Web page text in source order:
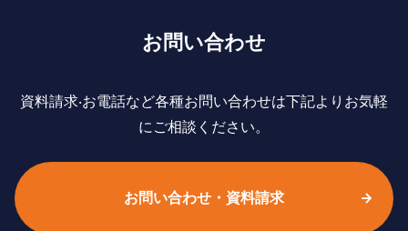
お問い合わせ
資料請求‧お電話など各種お問い合わせは下記よりお気軽
にご相談ください。
お問い合わせ・資料請求